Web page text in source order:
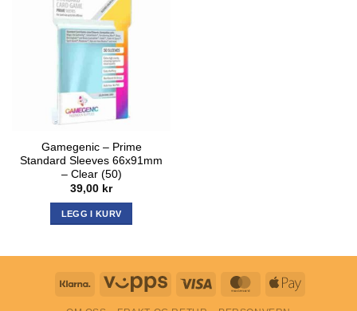
Gamegenic – Prime
Standard Sleeves 66x91mm
– Clear (50)
39,00 kr
LEGG I KURV
Klarna Vipps Visa MasterCardApple